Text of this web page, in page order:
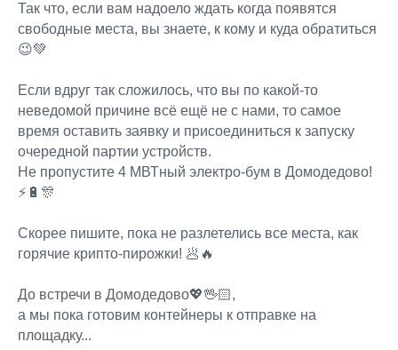
Так что, если вам надоело ждать когда появятся
свободные места, вы знаете, к кому и куда обратиться
😉💚
Если вдруг так сложилось, что вы по какой-то
неведомой причине всё ещё не с нами, то самое
время оставить заявку и присоединиться к запуску
очередной партии устройств.
Не пропустите 4 МВТный электро-бум в Домодедово!
⚡🔋🎊
Скорее пишите, пока не разлетелись все места, как
горячие крипто-пирожки! 🥟🔥
До встречи в Домодедово💖🖖🏻,
а мы пока готовим контейнеры к отправке на
площадку...